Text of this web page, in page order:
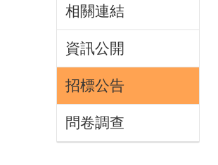
相關連結
資訊公開
招標公告
問卷調查